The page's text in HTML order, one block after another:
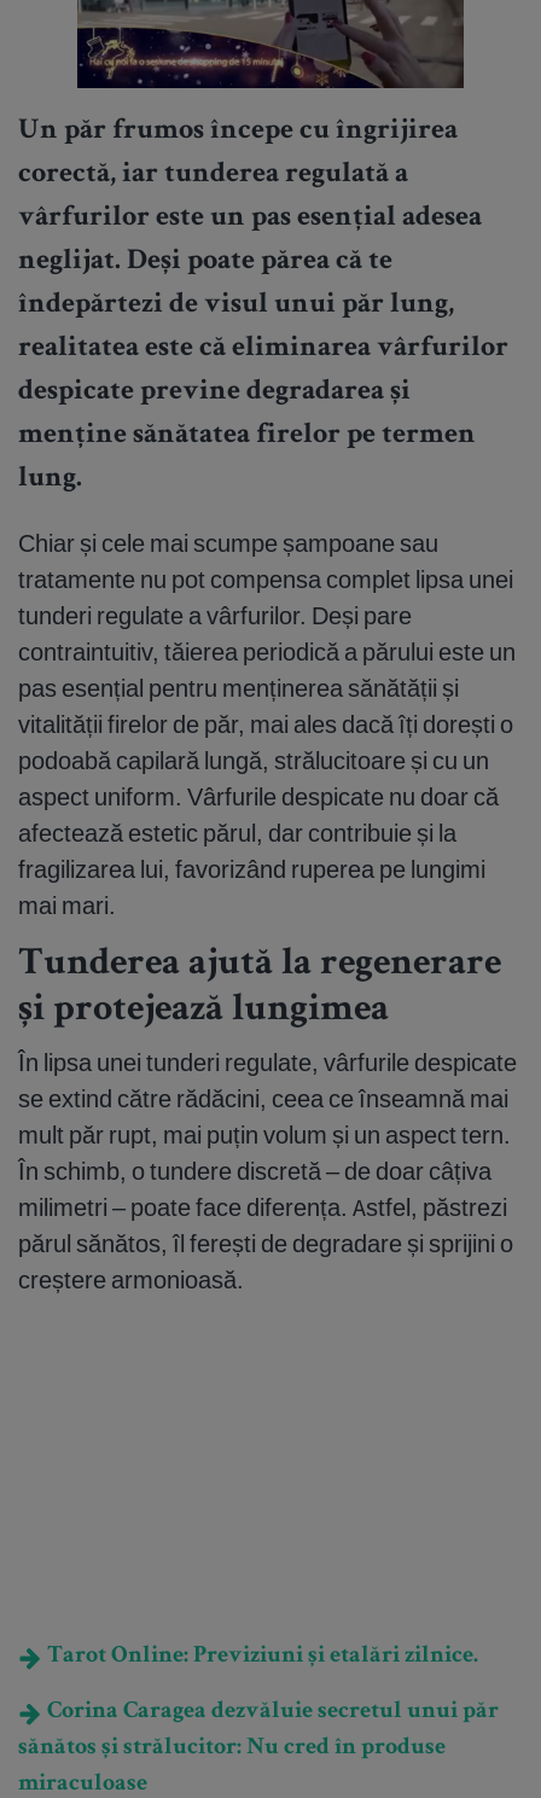
Un păr frumos începe cu îngrijirea
corectă, iar tunderea regulată a
vârfurilor este un pas esențial adesea
neglijat. Deși poate părea că te
îndepărtezi de visul unui păr lung,
realitatea este că eliminarea vârfurilor
despicate previne degradarea și
menține sănătatea firelor pe termen
lung.
Chiar și cele mai scumpe șampoane sau
tratamente nu pot compensa complet lipsa unei
tunderi regulate a vârfurilor. Deși pare
contraintuitiv, tăierea periodică a părului este un
pas esențial pentru menținerea sănătății și
vitalității firelor de păr, mai ales dacă îți dorești o
podoabă capilară lungă, strălucitoare și cu un
aspect uniform. Vârfurile despicate nu doar că
afectează estetic părul, dar contribuie și la
fragilizarea lui, favorizând ruperea pe lungimi
mai mari.
Tunderea ajută la regenerare
și protejează lungimea
În lipsa unei tunderi regulate, vârfurile despicate
se extind către rădăcini, ceea ce înseamnă mai
mult păr rupt, mai puțin volum și un aspect tern.
În schimb, o tundere discretă – de doar câțiva
milimetri – poate face diferența. Astfel, păstrezi
părul sănătos, îl ferești de degradare și sprijini o
creștere armonioasă.
Tarot Online: Previziuni și etalări zilnice.
Corina Caragea dezvăluie secretul unui păr
sănătos și strălucitor: Nu cred în produse
miraculoase